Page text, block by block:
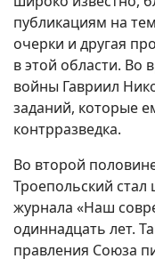
публикациям на
очерки и другая
в этой области. Во
войны Гавриил
заданий, которые
контрразведка.
Во второй
Троепольский
журнала «Наш
одиннадцать лет.
правления Союза